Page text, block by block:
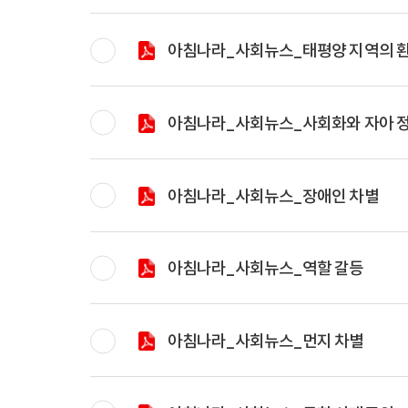
아침나라_사회뉴스_태평양 지역의
아침나라_사회뉴스_사회화와 자아
아침나라_사회뉴스_장애인 차별
아침나라_사회뉴스_역할 갈등
아침나라_사회뉴스_먼지 차별